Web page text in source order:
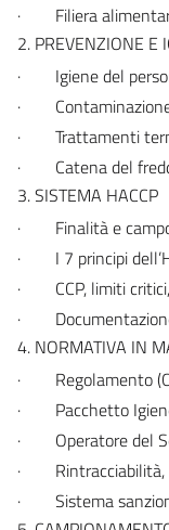
·
Filiera
2. PREVENZIONE E
·
Igiene del
·
·
Trattamenti
·
Catena del
3. SISTEMA HACCP
·
Finalità e
·
I 7 principi
·
CCP, limiti
·
4. NORMATIVA IN
·
Regolamento
·
Pacchetto
·
Operatore del
·
·
Sistema